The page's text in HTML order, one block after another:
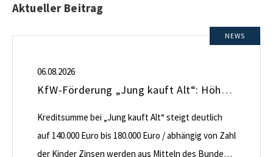
Aktueller Beitrag
NEWS
06.08.2026
KfW-Förderung „Jung kauft Alt“: Höhere Kredite ab August 2026
Kreditsumme bei „Jung kauft Alt“ steigt deutlich
auf 140.000 Euro bis 180.000 Euro / abhängig von Zahl
der Kinder Zinsen werden aus Mitteln des Bundes